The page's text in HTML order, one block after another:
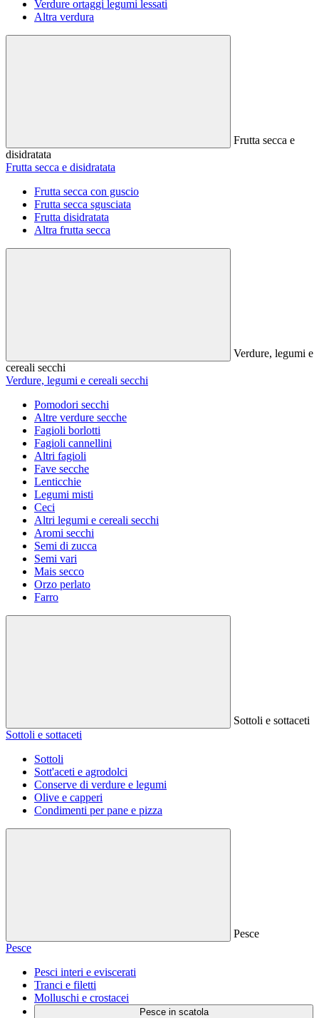
Verdure ortaggi legumi lessati
Altra verdura
Frutta secca e
disidratata
Frutta secca e disidratata
Frutta secca con guscio
Frutta secca sgusciata
Frutta disidratata
Altra frutta secca
Verdure, legumi e
cereali secchi
Verdure, legumi e cereali secchi
Pomodori secchi
Altre verdure secche
Fagioli borlotti
Fagioli cannellini
Altri fagioli
Fave secche
Lenticchie
Legumi misti
Ceci
Altri legumi e cereali secchi
Aromi secchi
Semi di zucca
Semi vari
Mais secco
Orzo perlato
Farro
Sottoli e sottaceti
Sottoli e sottaceti
Sottoli
Sott'aceti e agrodolci
Conserve di verdure e legumi
Olive e capperi
Condimenti per pane e pizza
Pesce
Pesce
Pesci interi e eviscerati
Tranci e filetti
Molluschi e crostacei
Pesce in scatola